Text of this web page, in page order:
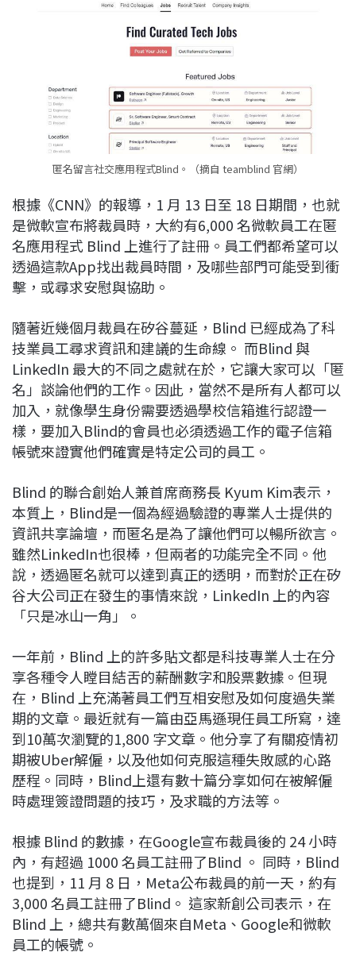
匿名留言社交應用程式Blind。（摘自 teamblind 官網）
根據《CNN》的報導，1 月 13 日至 18 日期間，也就
是微軟宣布將裁員時，大約有6,000 名微軟員工在匿
名應用程式 Blind 上進行了註冊。員工們都希望可以
透過這款App找出裁員時間，及哪些部門可能受到衝
擊，或尋求安慰與協助。
隨著近幾個月裁員在矽谷蔓延，Blind 已經成為了科
技業員工尋求資訊和建議的生命線。 而Blind 與
LinkedIn 最大的不同之處就在於，它讓大家可以「匿
名」談論他們的工作。因此，當然不是所有人都可以
加入，就像學生身份需要透過學校信箱進行認證一
樣，要加入Blind的會員也必須透過工作的電子信箱
帳號來證實他們確實是特定公司的員工。
Blind 的聯合創始人兼首席商務長 Kyum Kim表示，
本質上，Blind是一個為經過驗證的專業人士提供的
資訊共享論壇，而匿名是為了讓他們可以暢所欲言。
雖然LinkedIn也很棒，但兩者的功能完全不同。他
說，透過匿名就可以達到真正的透明，而對於正在矽
谷大公司正在發生的事情來說，LinkedIn 上的內容
「只是冰山一角」。
一年前，Blind 上的許多貼文都是科技專業人士在分
享各種令人瞠目結舌的薪酬數字和股票數據。但現
在，Blind 上充滿著員工們互相安慰及如何度過失業
期的文章。最近就有一篇由亞馬遜現任員工所寫，達
到10萬次瀏覽的1,800 字文章。他分享了有關疫情初
期被Uber解僱，以及他如何克服這種失敗感的心路
歷程。同時，Blind上還有數十篇分享如何在被解僱
時處理簽證問題的技巧，及求職的方法等。
根據 Blind 的數據，在Google宣布裁員後的 24 小時
內，有超過 1000 名員工註冊了Blind 。 同時，Blind
也提到，11 月 8 日，Meta公布裁員的前一天，約有
3,000 名員工註冊了Blind。 這家新創公司表示，在
Blind 上，總共有數萬個來自Meta、Google和微軟
員工的帳號。